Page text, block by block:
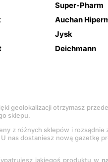
Super-Pharm
Auchan
Jysk
Deichmann
geolokalizacji otrzymasz
sklepu.
z różnych sklepów i rozsądnie
nas dostaniesz nową gazetkę
jakiegoś produktu w